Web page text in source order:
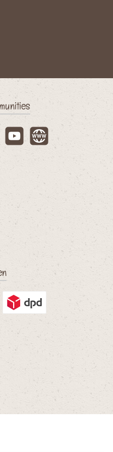
YouTubeWebsite
DPD Ausland